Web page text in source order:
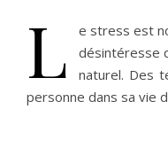
L
e stress est
désintéresse
naturel. Des
personne dans sa vie